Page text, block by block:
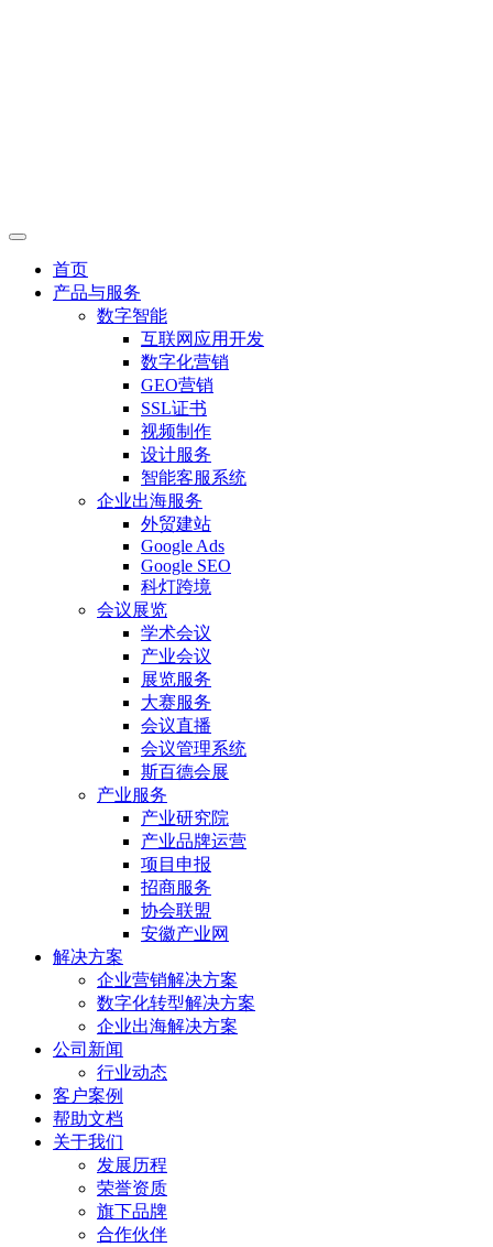
首页
产品与服务
数字智能
互联网应用开发
数字化营销
GEO营销
SSL证书
视频制作
设计服务
智能客服系统
企业出海服务
外贸建站
Google Ads
Google SEO
科灯跨境
会议展览
学术会议
产业会议
展览服务
大赛服务
会议直播
会议管理系统
斯百德会展
产业服务
产业研究院
产业品牌运营
项目申报
招商服务
协会联盟
安徽产业网
解决方案
企业营销解决方案
数字化转型解决方案
企业出海解决方案
公司新闻
行业动态
客户案例
帮助文档
关于我们
发展历程
荣誉资质
旗下品牌
合作伙伴